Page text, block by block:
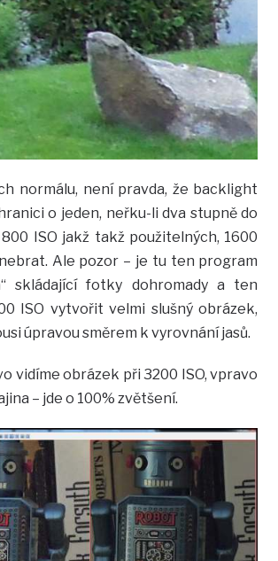
normálu, není pravda, že backlight
o jeden, neřku-li dva stupně do
ISO jakž takž použitelných, 1600
Ale pozor – je tu ten program
skládající fotky dohromady a ten
ISO vytvořit velmi slušný obrázek,
úpravou směrem k vyrovnání jasů.
vidíme obrázek při 3200 ISO, vpravo
– jde o 100% zvětšení.